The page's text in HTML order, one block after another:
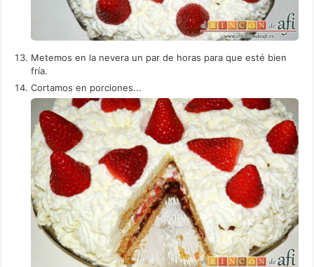
Metemos en la nevera un par de horas para que esté bien
fría.
Cortamos en porciones...